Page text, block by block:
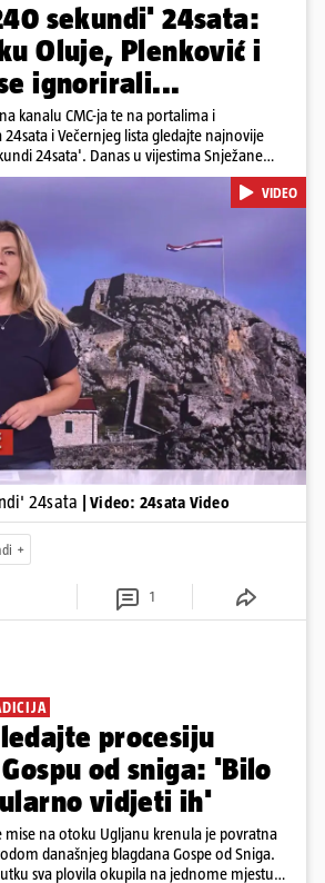
sekundi' 24sata:
Oluje, Plenković i
ignorirali...
kanalu CMC-ja te na portalima i
i Večernjeg lista gledajte najnovije
24sata'. Danas u vijestima Snježane
31. obljetnicu Oluje, a pažnju je
Zorana Milanovića i premijera
Donosimo i detalje o većim
apelu obitelji Hrvata u komi u Irskoj,
tragedije na električnom romobilu te
u nuklearnoj elektrani Krško.
Pokretanje videa...
VIDEO
24sata | Video: 24sata Video
1
procesiju
od sniga: 'Bilo
vidjeti ih'
mise na otoku Ugljanu krenula je povratna
današnjeg blagdana Gospe od Sniga.
sva plovila okupila na jednome mjestu